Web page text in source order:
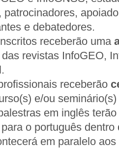
patrocinadores,
e debatedores.
receberão uma
revistas InfoGEO,
receberão
e/ou
em inglês terão
o português dentro
em paralelo